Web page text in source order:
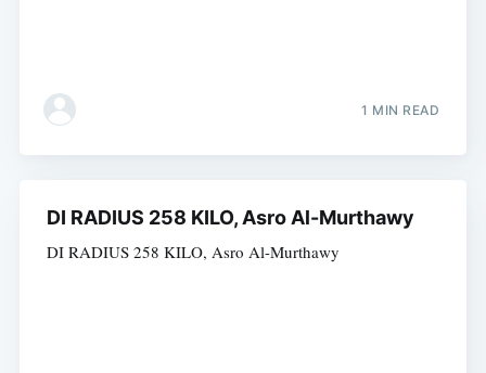
1 MIN READ
DI RADIUS 258 KILO, Asro Al-Murthawy
DI RADIUS 258 KILO, Asro Al-Murthawy